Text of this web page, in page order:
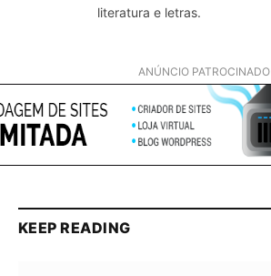
literatura e letras.
ANÚNCIO PATROCINADO
KEEP READING